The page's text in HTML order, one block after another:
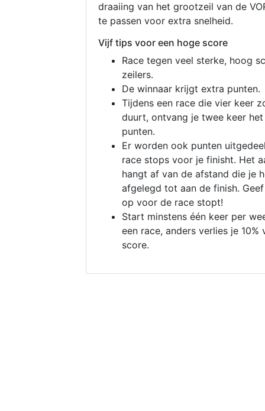
draaiing van het grootzeil van de
te passen voor extra snelheid.
Vijf tips voor een hoge score
Race tegen veel sterke, hoog
zeilers.
De winnaar krijgt extra punten.
Tijdens een race die vier keer
duurt, ontvang je twee keer
punten.
Er worden ook punten
race stops voor je finisht. Het
hangt af van de afstand die je
afgelegd tot aan de finish.
op voor de race stopt!
Start minstens één keer per
een race, anders verlies je 10%
score.